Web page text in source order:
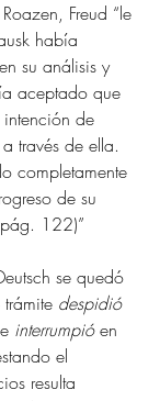
Freud “le
había
su análisis y
aceptado que
de
través de ella.
completamente
de su
122)”
se quedó
despidió
interrumpió en
el
resulta